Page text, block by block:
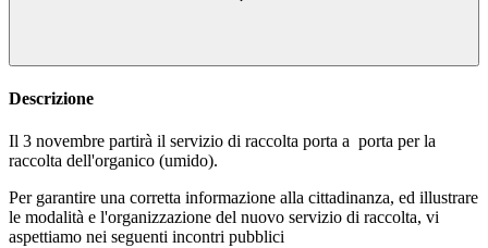
Descrizione
Il 3 novembre partirà il servizio di raccolta porta a porta per la
raccolta dell'organico (umido).
Per garantire una corretta informazione alla cittadinanza, ed illustrare
le modalità e l'organizzazione del nuovo servizio di raccolta, vi
aspettiamo nei seguenti incontri pubblici